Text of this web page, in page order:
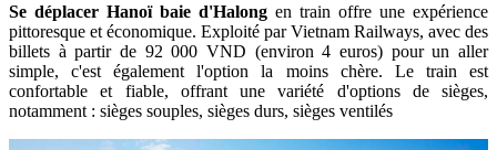
Se déplacer Hanoï baie d'Halong en train offre une expérience
pittoresque et économique. Exploité par Vietnam Railways, avec des
billets à partir de 92 000 VND (environ 4 euros) pour un aller
simple, c'est également l'option la moins chère. Le train est
confortable et fiable, offrant une variété d'options de sièges,
notamment : sièges souples, sièges durs, sièges ventilés